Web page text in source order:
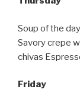
Soup of the day
Savory crepe
chivas
Friday